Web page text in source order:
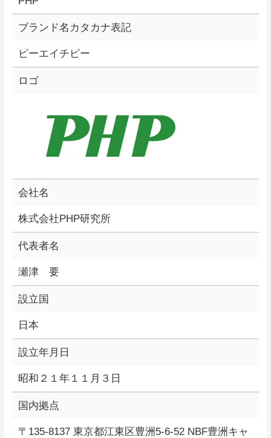
ブランド名カタカナ表記
ピーエイチピー
ロゴ
会社名
株式会社PHP研究所
代表者名
瀬津 要
設立国
日本
設立年月日
昭和２１年１１月３日
国内拠点
〒135-8137 東京都江東区豊洲5-6-52 NBF豊洲キャ